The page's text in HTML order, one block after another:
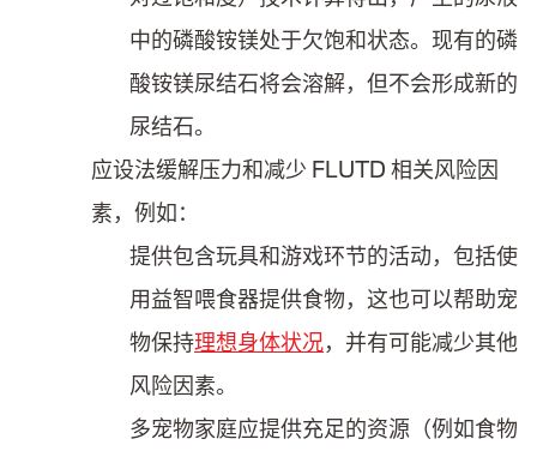
中的磷酸铵镁处于欠饱和状态。现有的磷
酸铵镁尿结石将会溶解，但不会形成新的
尿结石。
应设法缓解压力和减少 FLUTD 相关风险因
素，例如：
提供包含玩具和游戏环节的活动，包括使
用益智喂食器提供食物，这也可以帮助宠
物保持理想身体状况，并有可能减少其他
风险因素。
多宠物家庭应提供充足的资源（例如食物